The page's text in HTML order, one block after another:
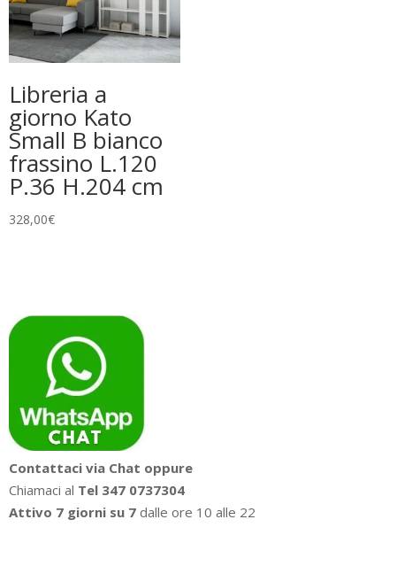
Libreria a
giorno Kato
Small B bianco
frassino L.120
P.36 H.204 cm
328,00€
Contattaci via Chat oppure
Chiamaci al Tel 347 0737304
Attivo 7 giorni su 7 dalle ore 10 alle 22